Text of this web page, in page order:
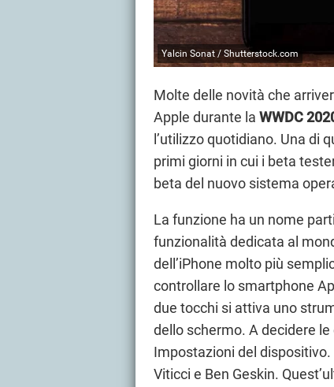
Yalcin Sonat / Shutterstock.com
Molte delle novità che
Apple durante la WWDC
l’utilizzo quotidiano. Una di
primi giorni in cui i beta
beta del nuovo sistema
La funzione ha un nome
funzionalità dedicata al
dell’iPhone molto più
controllare lo smartphone
due tocchi si attiva uno
dello schermo. A decidere
Impostazioni del
Viticci e Ben Geskin.